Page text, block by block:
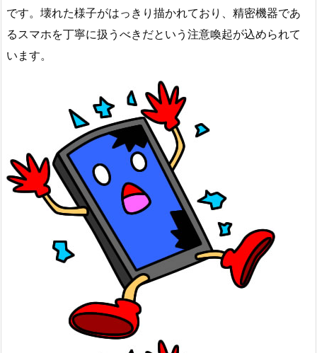
です。壊れた様子がはっきり描かれており、精密機器であ
るスマホを丁寧に扱うべきだという注意喚起が込められて
います。